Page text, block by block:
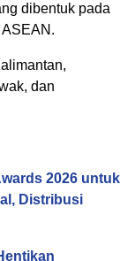
dibentuk pada
dan
2026 untuk
Distribusi